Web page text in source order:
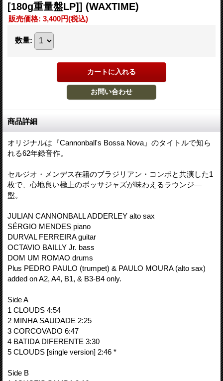
[180g重量盤LP]] (WAXTIME)
販売価格: 3,400円(税込)
数量:
商品詳細
オリジナルは『Cannonball's Bossa Nova』のタイトルで知ら
れる62年録音作。
セルジオ・メンデス在籍のブラジリアン・コンボと共演した1
枚で、心地良い極上のボッサジャズが味わえるラウンジ―
盤。
JULIAN CANNONBALL ADDERLEY alto sax
SÉRGIO MENDES piano
DURVAL FERREIRA guitar
OCTAVIO BAILLY Jr. bass
DOM UM ROMAO drums
Plus PEDRO PAULO (trumpet) & PAULO MOURA (alto sax)
added on A2, A4, B1, & B3-B4 only.
Side A
1 CLOUDS 4:54
2 MINHA SAUDADE 2:25
3 CORCOVADO 6:47
4 BATIDA DIFERENTE 3:30
5 CLOUDS [single version] 2:46 *
Side B